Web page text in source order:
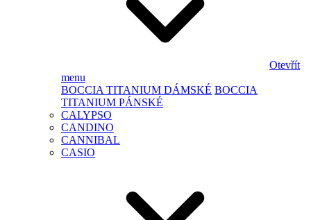
Otevřít
menu
BOCCIA TITANIUM DÁMSKÉ BOCCIA
TITANIUM PÁNSKÉ
CALYPSO
CANDINO
CANNIBAL
CASIO